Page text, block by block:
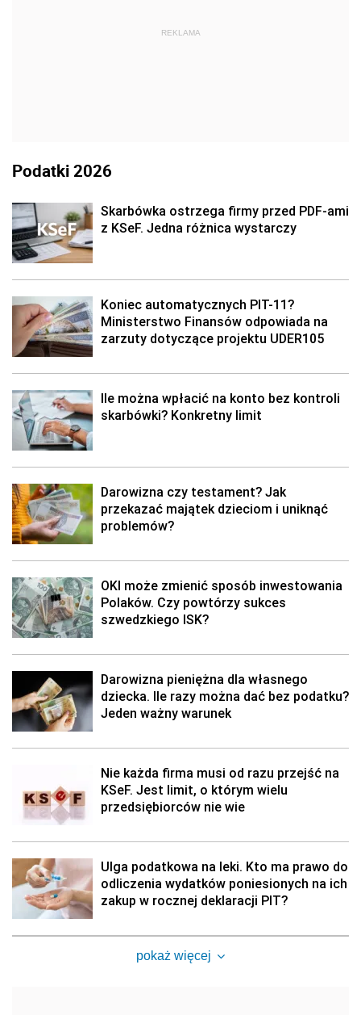
REKLAMA
Podatki 2026
Skarbówka ostrzega firmy przed PDF-ami
z KSeF. Jedna różnica wystarczy
Koniec automatycznych PIT-11?
Ministerstwo Finansów odpowiada na
zarzuty dotyczące projektu UDER105
Ile można wpłacić na konto bez kontroli
skarbówki? Konkretny limit
Darowizna czy testament? Jak
przekazać majątek dzieciom i uniknąć
problemów?
OKI może zmienić sposób inwestowania
Polaków. Czy powtórzy sukces
szwedzkiego ISK?
Darowizna pieniężna dla własnego
dziecka. Ile razy można dać bez podatku?
Jeden ważny warunek
Nie każda firma musi od razu przejść na
KSeF. Jest limit, o którym wielu
przedsiębiorców nie wie
Ulga podatkowa na leki. Kto ma prawo do
odliczenia wydatków poniesionych na ich
zakup w rocznej deklaracji PIT?
pokaż więcej